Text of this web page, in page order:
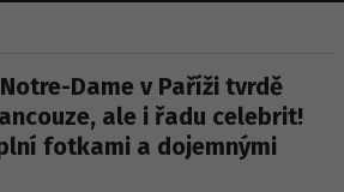
Dame v Paříži tvrdě
ale i řadu celebrit!
fotkami a dojemnými